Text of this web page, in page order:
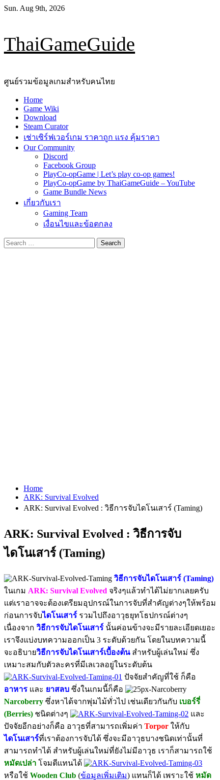
Skip
Sun. Aug 9th, 2026
ThaiGameGuide
ศูนย์รวมข้อมูลเกมสำหรับคนไทย
Primary
Menu
Home
Game Wiki
Download
Steam Curator
เช่าเซิร์ฟเวอร์เกม ราคาถูก แรง คุ้มราคา
Our Community
Discord
Facebook Group
PlayCo-opGame | Let’s play co-op games!
PlayCo-opGame by ThaiGameGuide – YouTube
Game Bundle News
เกี่ยวกับเรา
Gaming Team
เงื่อนไขและข้อตกลง
Search
for:
Home
ARK: Survival Evolved
ARK: Survival Evolved : วิธีการจับไดโนเสาร์ (Taming)
ARK: Survival Evolved : วิธีการจับ
ไดโนเสาร์ (Taming)
วิธีการจับไดโนเสาร์ (Taming)
ในเกม ARK: Survival Evolved จริงๆแล้วทำได้ไม่ยากเลยครับ
แต่เราอาจจะต้องเตรียมอุปกรณ์ในการจับที่สำคัญต่างๆให้พร้อม
ก่อนการจับไดโนเสาร์ รวมไปถึงอาวุธยุทโธปกรณ์ต่างๆ
เนื่องจาก วิธีการจับไดโนเสาร์ นั้นค่อนข้างจะมีรายละเอียดเยอะ
เราจึงแบ่งบทความออกเป็น 3 ระดับด้วยกัน โดยในบทความนี้
จะอธิบายวิธีการจับไดโนเสาร์เบื้องต้นสำหรับผู้เล่นใหม่ ซึ่ง
เหมาะสมกับตัวละครที่มีเลเวลอยู่ในระดับต้น
ปัจจัยสำคัญที่ใช้ ก็คือ
อาหาร และ ยาสลบ ซึ่งในเกมนี้ก็คือ
Narcoberry ซึ่งหาได้จากพุ่มไม้ทั่วไป เช่นเดียวกันกับ เบอร์รี่
(Berries) ชนิดต่างๆ
และ
ปัจจัยอีกอย่างก็คือ อาวุธที่สามารถเพิ่มค่า Torpor ให้กับ
ไดโนเสาร์ที่เราต้องการจับได้ ซึ่งจะมีอาวุธบางชนิดเท่านั้นที่
สามารถทำได้ สำหรับผู้เล่นใหม่ที่ยังไม่มีอาวุธ เราก็สามารถใช้
หมัดเปล่า โจมตีแทนได้
หรือใช้ Wooden Club (ข้อมูลเพิ่มเติม) แทนก็ได้ เพราะใช้ หมัด